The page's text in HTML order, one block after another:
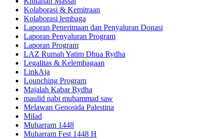
Kolaborasi & Kemitraan
Kolaborasi lembaga
Laporan Penerimaan dan Penyaluran Donasi
Laporan Penyaluran Program
Laporan Program
LAZ Rumah Yatim Dhua Rydha
Legalitas & Kelembagaan
LinkAja
Lounching Program
Majalah Kabar Rydha
maulid nabi muhammad saw
Melawan Genosida Palestina
Milad
Muharram 1448
Muharram Fest 1448 H